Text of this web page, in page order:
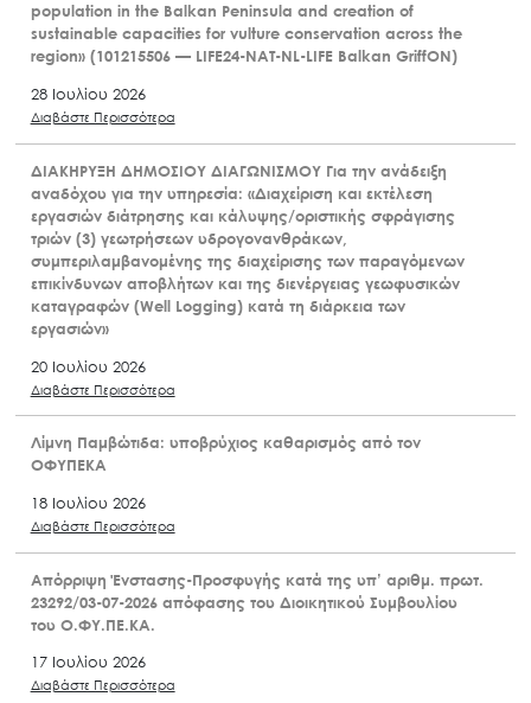
population in the Balkan Peninsula and creation of
sustainable capacities for vulture conservation across the
region» (101215506 — LIFE24-NAT-NL-LIFE Balkan GriffON)
28 Ιουλίου 2026
Διαβάστε Περισσότερα
ΔΙΑΚΗΡΥΞΗ ΔΗΜΟΣΙΟΥ ΔΙΑΓΩΝΙΣΜΟΥ Για την ανάδειξη
αναδόχου για την υπηρεσία: «Διαχείριση και εκτέλεση
εργασιών διάτρησης και κάλυψης/οριστικής σφράγισης
τριών (3) γεωτρήσεων υδρογονανθράκων,
συμπεριλαμβανομένης της διαχείρισης των παραγόμενων
επικίνδυνων αποβλήτων και της διενέργειας γεωφυσικών
καταγραφών (Well Logging) κατά τη διάρκεια των
εργασιών»
20 Ιουλίου 2026
Διαβάστε Περισσότερα
Λίμνη Παμβώτιδα: υποβρύχιος καθαρισμός από τον
ΟΦΥΠΕΚΑ
18 Ιουλίου 2026
Διαβάστε Περισσότερα
Απόρριψη Ένστασης-Προσφυγής κατά της υπ’ αριθμ. πρωτ.
23292/03-07-2026 απόφασης του Διοικητικού Συμβουλίου
του Ο.ΦΥ.ΠΕ.ΚΑ.
17 Ιουλίου 2026
Διαβάστε Περισσότερα